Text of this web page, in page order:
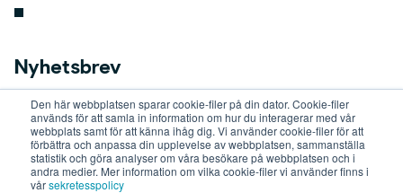
Den här webbplatsen sparar cookie-filer på din dator. Cookie-filer
används för att samla in information om hur du interagerar med vår
webbplats samt för att känna ihåg dig. Vi använder cookie-filer för att
förbättra och anpassa din upplevelse av webbplatsen, sammanställa
statistik och göra analyser om våra besökare på webbplatsen och i
andra medier. Mer information om vilka cookie-filer vi använder finns i
vårsekretesspolicy
Nyhetsbrev
key
b